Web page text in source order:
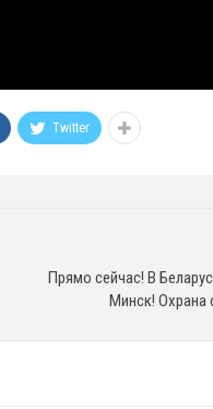
Twitter
Прямо сейчас! В
Минск! Охрана